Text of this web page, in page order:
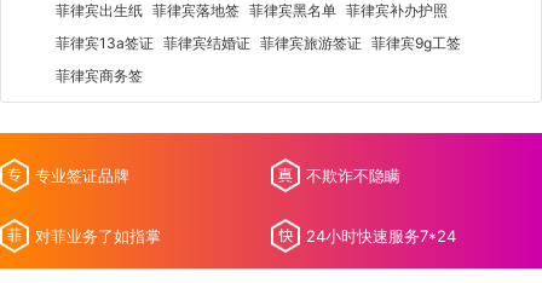
菲律宾出生纸 菲律宾落地签 菲律宾黑名单 菲律宾补办护照
菲律宾13a签证 菲律宾结婚证 菲律宾旅游签证 菲律宾9g工签
菲律宾商务签
专业签证品牌 不欺诈不隐瞒
对菲业务了如指掌 24小时快速服务7*24